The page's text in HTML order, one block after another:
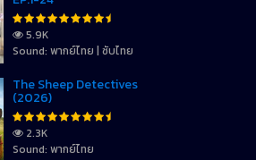
5.9K
Sound: พากย์ไทย | ซับไทย
The Sheep Detectives
(2026)
2.3K
Sound: พากย์ไทย